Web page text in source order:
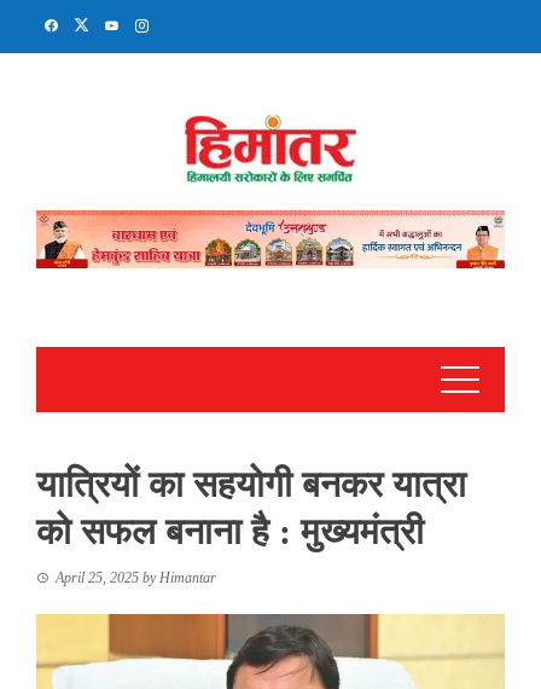
यात्रियों का सहयोगी बनकर यात्रा
को सफल बनाना है : मुख्यमंत्री
April 25, 2025 byHimantar